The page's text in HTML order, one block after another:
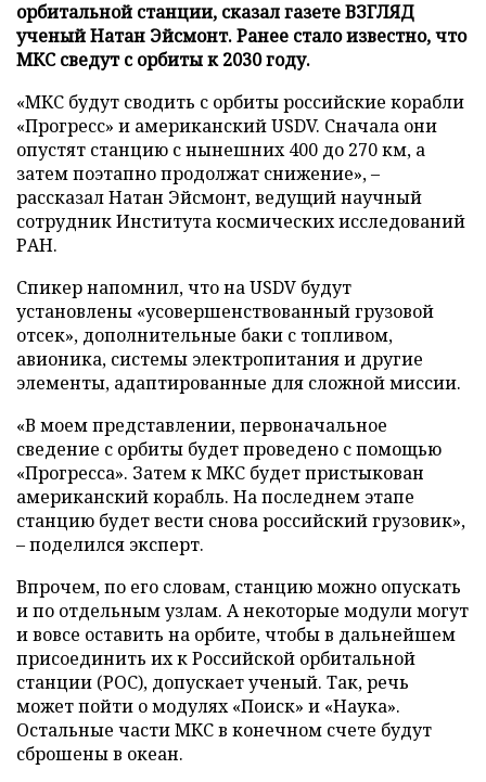
орбитальной станции, сказал газете ВЗГЛЯД
ученый Натан Эйсмонт. Ранее стало известно, что
МКС сведут с орбиты к 2030 году.
«МКС будут сводить с орбиты российские корабли
«Прогресс» и американский USDV. Сначала они
опустят станцию с нынешних 400 до 270 км, а
затем поэтапно продолжат снижение», –
рассказал Натан Эйсмонт, ведущий научный
сотрудник Института космических исследований
РАН.
Спикер напомнил, что на USDV будут
установлены «усовершенствованный грузовой
отсек», дополнительные баки с топливом,
авионика, системы электропитания и другие
элементы, адаптированные для сложной миссии.
«В моем представлении, первоначальное
сведение с орбиты будет проведено с помощью
«Прогресса». Затем к МКС будет пристыкован
американский корабль. На последнем этапе
станцию будет вести снова российский грузовик»,
– поделился эксперт.
Впрочем, по его словам, станцию можно опускать
и по отдельным узлам. А некоторые модули могут
и вовсе оставить на орбите, чтобы в дальнейшем
присоединить их к Российской орбитальной
станции (РОС), допускает ученый. Так, речь
может пойти о модулях «Поиск» и «Наука».
Остальные части МКС в конечном счете будут
сброшены в океан.